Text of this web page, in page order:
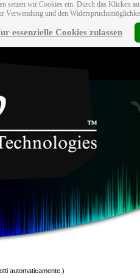
setzen wir Cookies ein. Durch das Klicken
Verwendung und den
essenzielle Cookies zulassen
automaticamente.)